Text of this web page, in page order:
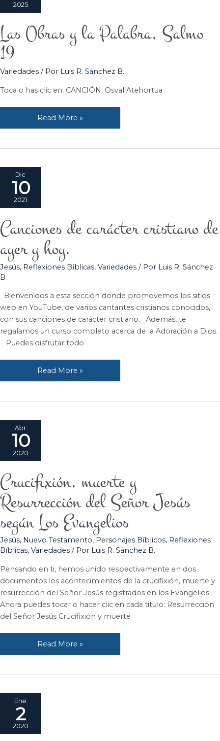
2025
Las Obras y la Palabra, Salmo
19
Variedades / Por Luis R. Sánchez B.
Toca o has clic en: CANCIÓN, Osval Atehortua
Las
Obras
Palabra,
Salmo
Read More »
Dic
10
2021
Canciones de carácter cristiano de
ayer y hoy.
Jesús, Reflexiones Bíblicas, Variedades / Por Luis R. Sánchez
B.
Bienvenidos a esta sección donde promovemos los sitios
web en YouTube, de varios cantantes cristianos conocidos,
con sus canciones de carácter cristiano. Además, te
regalamos un curso completo acerca de la Adoración a Dios.
Puedes disfrutar todo
Canciones
de
carácter
cristiano
de
y
hoy.
Read More »
Abr
10
2020
Crucifixión, muerte y
Resurrección del Señor Jesús
según Los Evangelios
Jesús, Nuevo Testamento, Personajes Bíblicos, Reflexiones
Bíblicas, Variedades / Por Luis R. Sánchez B.
Pensando en ti, hemos unido respectivamente en dos
documentos los acontecimientos de la crucifixión, muerte y
resurrección del Señor Jesús registrados en los Evangelios.
Ahora puedes tocar o hacer clic en cada titulo: Resurrección
del Señor Jesús Crucifixión y muerte
Crucifixión,
muerte
y
Resurrección
del
Señor
Jesús
Los
Evangelios
Read More »
Ene
2
2020